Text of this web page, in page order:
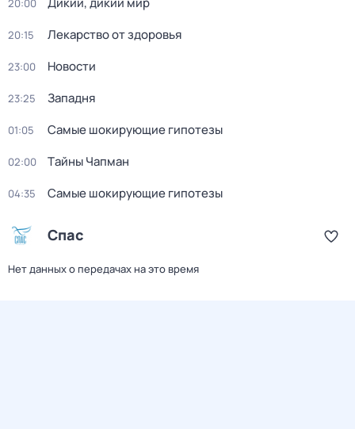
20:00
20:15 Лекарство от здоровья
23:00 Новости
23:25 Западня
01:05 Самые шoкиpующие гипотезы
02:00 Тaйны Чапман
04:35 Самые шoкиpующие гипотезы
Спас
Нет данных о передачах на это время